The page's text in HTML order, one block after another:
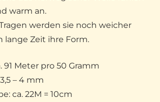
warm an.
werden sie noch weicher
lange Zeit ihre Form.
91 Meter pro 50 Gramm
– 4 mm
ca. 22M = 10cm